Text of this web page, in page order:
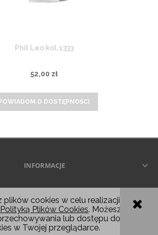
plików cookies w celu realizacji
Polityką Plików Cookies. Możesz
lub dostępu do
w Twojej przeglądarce.
Phil Leo kol.1333
52,00 zł
O DOSTĘPNOŚCI
INFORMACJE
PEŁNĄ WERSJĘ STRONY
Sklep internetowy Shoper.pl